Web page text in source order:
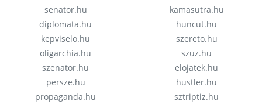
senator.hu
diplomata.hu
kepviselo.hu
oligarchia.hu
szenator.hu
persze.hu
propaganda.hu
kamasutra.hu
huncut.hu
szereto.hu
szuz.hu
elojatek.hu
hustler.hu
sztriptiz.hu